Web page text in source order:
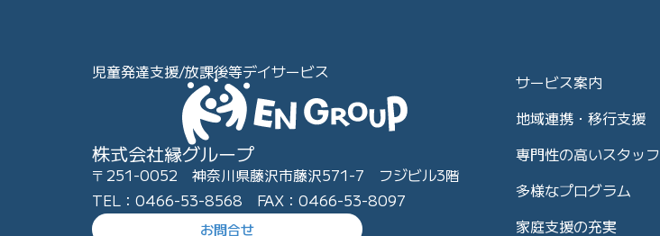
児童発達支援/放課後等デイサービス
株式会社縁グループ
〒251-0052 神奈川県藤沢市藤沢571-7 フジビル3階
TEL：0466-53-8568 FAX：0466-53-8097
お問合せ
サービス案内
地域連携・移行支援
専門性の高いスタッフ
多様なプログラム
家庭支援の充実